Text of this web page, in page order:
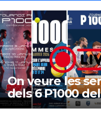
On veure les
dels 6 P1000
setmana?